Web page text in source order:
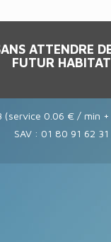
ATTENDRE
FUTUR HABITAT
(service 0.06 € / min
SAV : 01 80 91 62 31